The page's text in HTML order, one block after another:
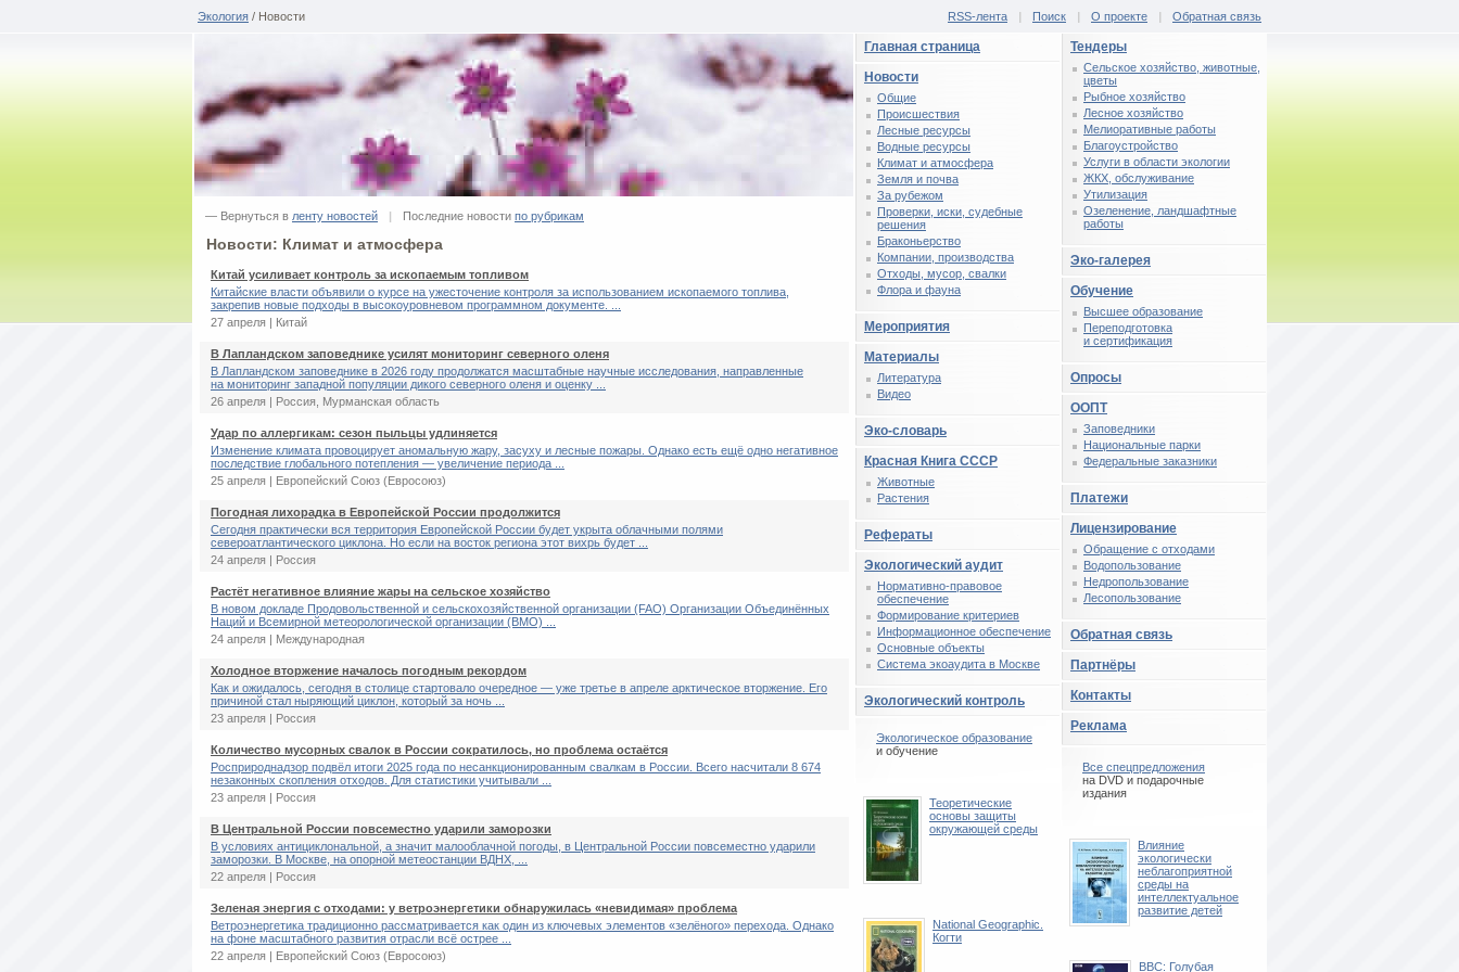
Экология / Новости RSS-лента | Поиск | О проекте | Обратная связь
— Вернуться в ленту новостей | Последние новости по рубрикам
Новости: Климат и атмосфера
Китай усиливает контроль за ископаемым топливом
Китайские власти объявили о курсе на ужесточение контроля за использованием ископаемого топлива,
закрепив новые подходы в высокоуровневом программном документе. ...
27 апреля | Китай
В Лапландском заповеднике усилят мониторинг северного оленя
В Лапландском заповеднике в 2026 году продолжатся масштабные научные исследования, направленные
на мониторинг западной популяции дикого северного оленя и оценку ...
26 апреля | Россия, Мурманская область
Удар по аллергикам: сезон пыльцы удлиняется
Изменение климата провоцирует аномальную жару, засуху и лесные пожары. Однако есть ещё одно негативное
последствие глобального потепления — увеличение периода ...
25 апреля | Европейский Cоюз (Евросоюз)
Погодная лихорадка в Европейской России продолжится
Сегодня практически вся территория Европейской России будет укрыта облачными полями
североатлантического циклона. Но если на восток региона этот вихрь будет ...
24 апреля | Россия
Растёт негативное влияние жары на сельское хозяйство
В новом докладе Продовольственной и сельскохозяйственной организации (FAO) Организации Объединённых
Наций и Всемирной метеорологической организации (ВМО) ...
24 апреля | Международная
Холодное вторжение началось погодным рекордом
Как и ожидалось, сегодня в столице стартовало очередное — уже третье в апреле арктическое вторжение. Его
причиной стал ныряющий циклон, который за ночь ...
23 апреля | Россия
Количество мусорных свалок в России сократилось, но проблема остаётся
Росприроднадзор подвёл итоги 2025 года по несанкционированным свалкам в России. Всего насчитали 8 674
незаконных скопления отходов. Для статистики учитывали ...
23 апреля | Россия
В Центральной России повсеместно ударили заморозки
В условиях антициклональной, а значит малооблачной погоды, в Центральной России повсеместно ударили
заморозки. В Москве, на опорной метеостанции ВДНХ, ...
22 апреля | Россия
Зеленая энергия с отходами: у ветроэнергетики обнаружилась «невидимая» проблема
Ветроэнергетика традиционно рассматривается как один из ключевых элементов «зелёного» перехода. Однако
на фоне масштабного развития отрасли всё острее ...
22 апреля | Европейский Cоюз (Евросоюз)
Тендеры
Сельское хозяйство, животные,
цветы
Рыбное хозяйство
Лесное хозяйство
Мелиоративные работы
Благоустройство
Услуги в области экологии
ЖКХ, обслуживание
Утилизация
Озеленение, ландшафтные
работы
Эко-галерея
Обучение
Высшее образование
Переподготовка
и сертификация
Опросы
ООПТ
Заповедники
Национальные парки
Федеральные заказники
Платежи
Лицензирование
Обращение с отходами
Водопользование
Недропользование
Лесопользование
Обратная связь
Партнёры
Контакты
Реклама
Все спецпредложения
на DVD и подарочные
издания
Влияние
экологически
неблагоприятной
среды на
интеллектуальное
развитие детей
BBC: Голубая
Главная страница
Новости
Общие
Происшествия
Лесные ресурсы
Водные ресурсы
Климат и атмосфера
Земля и почва
За рубежом
Проверки, иски, судебные
решения
Браконьерство
Компании, производства
Отходы, мусор, свалки
Флора и фауна
Мероприятия
Материалы
Литература
Видео
Эко-словарь
Красная Книга СССР
Животные
Растения
Рефераты
Экологический аудит
Нормативно-правовое
обеспечение
Формирование критериев
Информационное обеспечение
Основные объекты
Система экоаудита в Москве
Экологический контроль
Экологическое образование
и обучение
Теоретические
основы защиты
окружающей среды
National Geographic.
Когти